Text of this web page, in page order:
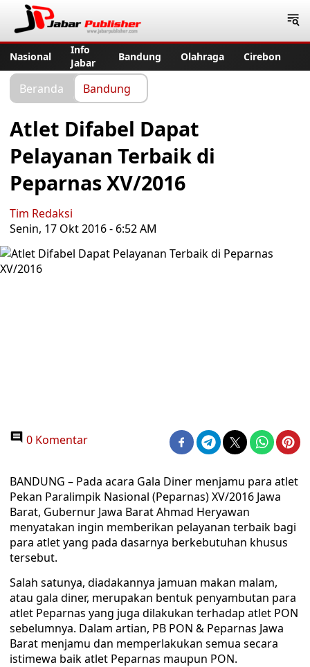
Nasional
Info
Jabar
Bandung Olahraga Cirebon
Beranda Bandung
Atlet Difabel Dapat
Pelayanan Terbaik di
Peparnas XV/2016
Tim Redaksi
Senin, 17 Okt 2016 - 6:52 AM
0 Komentar
BANDUNG – Pada acara Gala Diner menjamu para atlet
Pekan Paralimpik Nasional (Peparnas) XV/2016 Jawa
Barat, Gubernur Jawa Barat Ahmad Heryawan
menyatakan ingin memberikan pelayanan terbaik bagi
para atlet yang pada dasarnya berkebutuhan khusus
tersebut.
Salah satunya, diadakannya jamuan makan malam,
atau gala diner, merupakan bentuk penyambutan para
atlet Peparnas yang juga dilakukan terhadap atlet PON
sebelumnya. Dalam artian, PB PON & Peparnas Jawa
Barat menjamu dan memperlakukan semua secara
istimewa baik atlet Peparnas maupun PON.